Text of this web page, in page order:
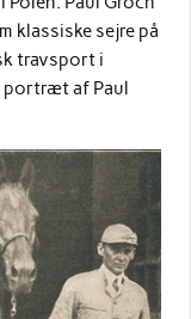
klassiske sejre på
travsport i
portræt af Paul